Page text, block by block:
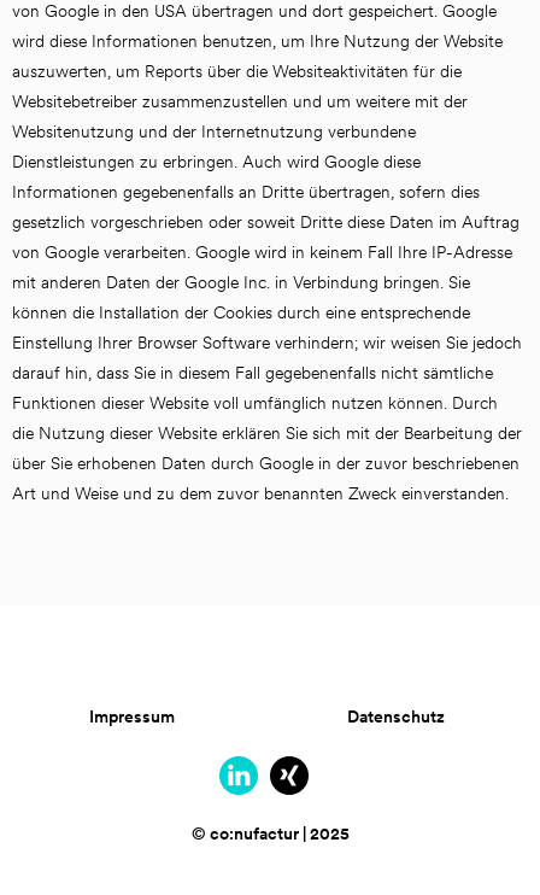
von Google in den USA übertragen und dort gespeichert. Google
wird diese Informationen benutzen, um Ihre Nutzung der Website
auszuwerten, um Reports über die Websiteaktivitäten für die
Websitebetreiber zusammenzustellen und um weitere mit der
Websitenutzung und der Internetnutzung verbundene
Dienstleistungen zu erbringen. Auch wird Google diese
Informationen gegebenenfalls an Dritte übertragen, sofern dies
gesetzlich vorgeschrieben oder soweit Dritte diese Daten im Auftrag
von Google verarbeiten. Google wird in keinem Fall Ihre IP-Adresse
mit anderen Daten der Google Inc. in Verbindung bringen. Sie
können die Installation der Cookies durch eine entsprechende
Einstellung Ihrer Browser Software verhindern; wir weisen Sie jedoch
darauf hin, dass Sie in diesem Fall gegebenenfalls nicht sämtliche
Funktionen dieser Website voll umfänglich nutzen können. Durch
die Nutzung dieser Website erklären Sie sich mit der Bearbeitung der
über Sie erhobenen Daten durch Google in der zuvor beschriebenen
Art und Weise und zu dem zuvor benannten Zweck einverstanden.
Impressum Datenschutz
© co:nufactur | 2025